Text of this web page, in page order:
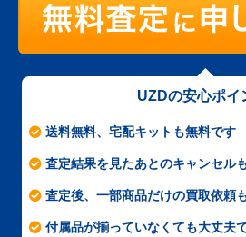
UZDの安心ポイ
送料無料、宅配キットも無料です
査定結果を見たあとのキャンセル
査定後、一部商品だけの買取依頼
付属品が揃っていなくても大丈夫